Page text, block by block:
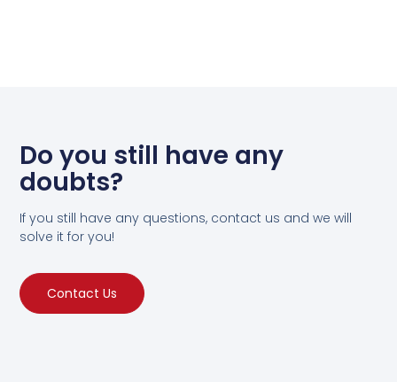
Do you still have any
doubts?
If you still have any questions, contact us and we will
solve it for you!
Contact Us